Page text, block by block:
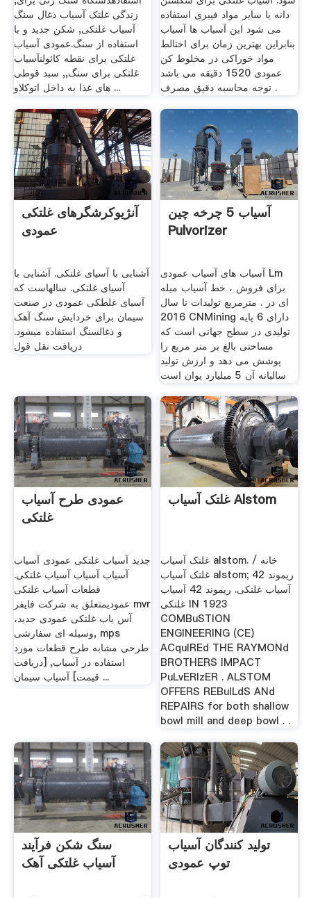
زندگی غلتک آسیاب ذغال سنگ
آسیاب غلتکی, شکن جدید و با
استفاده از سنگ.عمودی آسیاب
غلتکی برای نقطه کائولنآسیاب
غلتکی برای سنگ,, سبد قوطی
های غذا به داخل اتوکلاو ...
دانه یا سایر مواد فیبری استفاده
می شود این آسیاب ها آسیاب
بنابراین بهترین زمان برای اختالط
مواد خوراکی در مخلوط کن
عمودی 1520 دقیقه می باشد
توجه محاسبه دقیق مصرف .
آنژیوکرشگرهای غلتکی
عمودی
آشنایی با آسیای غلتکی. آشنایی با
آسیای غلتکی. سال­هاست که
آسیای غلطکی عمودی در صنعت
سیمان برای خردایش سنگ آهک
و ذغال­سنگ استفاده می­شود.
دریافت نقل قول
آسیاب 5 چرخه چین
Pulvorizer
آسیاب های آسیاب عمودی Lm
برای فروش ، خط آسیاب میله
ای در . مترمربع تولیدات تا سال
2016 CNMining دارای 6 پایه
تولیدی در سطح جهانی است که
مساحتی بالغ بر متر مربع را
پوشش می دهد و ارزش تولید
سالیانه آن 5 میلیارد یوان است
عمودی طرح آسیاب
غلتکی
جدید آسیاب غلتکی عمودی آسیاب
آسیاب آسیاب آسیاب غلتکی.
قطعات آسیاب غلتکی
عمودیمتعلق به شرکت فایفر mvr
آس یاب غلتکی عمودی جدید،
وسیله ای سفارشی, mps
طرحی مشابه طرح قطعات مورد
استفاده در آسیاب, [دریافت
قیمت] آسیاب سیمان ...
غلتک آسیاب Alstom
غلتک آسیاب alstom. خانه /
غلتک آسیاب alstom; ریموند 42
آسیاب غلتکی. ریموند 42 آسیاب
غلتکی IN 1923
COMBuSTION
ENGINEERING (CE)
ACquIREd THE RAYMONd
BROTHERS IMPACT
PuLvERIzER . ALSTOM
OFFERS REBuILdS ANd
REPAIRS for both shallow
bowl mill and deep bowl . .
سنگ شکن فرآیند
آسیاب غلتکی آهک
تولید کنندگان آسیاب
توپ عمودی